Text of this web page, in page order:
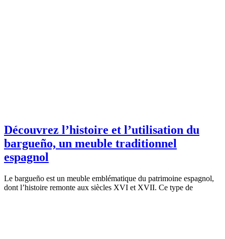
Découvrez l’histoire et l’utilisation du
bargueño, un meuble traditionnel
espagnol
Le bargueño est un meuble emblématique du patrimoine espagnol,
dont l’histoire remonte aux siècles XVI et XVII. Ce type de